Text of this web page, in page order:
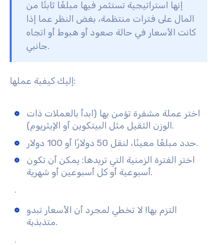
إنها استراتيجية تستثمر فيها مبلغًا ثابتًا من
المال على فترات منتظمة، بغض النظر عما إذا
كانت الأسعار في حالة صعود أو هبوط أو اتجاه
جانبي.
إليك كيفية عملها:
اختر عملة مشفرة تؤمن بها (ابدأ بالعملات ذات
الوزن الثقيل مثل البيتكوين أو الإيثريوم).
حدد مبلغًا معينًا، لنقل 50 دولارًا أو 100 دولار.
اختر الفترة الزمنية التي تريدها: يمكن أن تكون
أسبوعية أو كل أسبوعين أو شهرية.
.
التزم بها! لا تخطي لمجرد أن الأسعار تبدو
متذبذبة.
.